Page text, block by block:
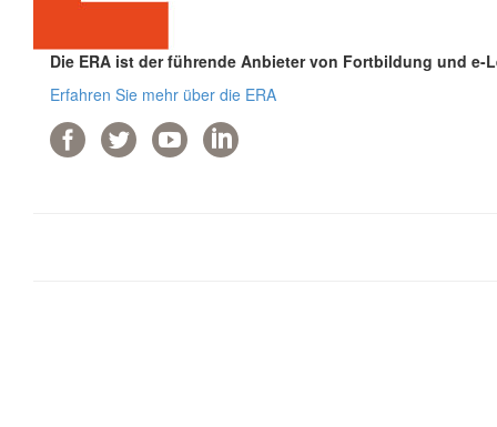
Die ERA ist der führende Anbieter von Fortbildung und e-
Erfahren Sie mehr über die ERA